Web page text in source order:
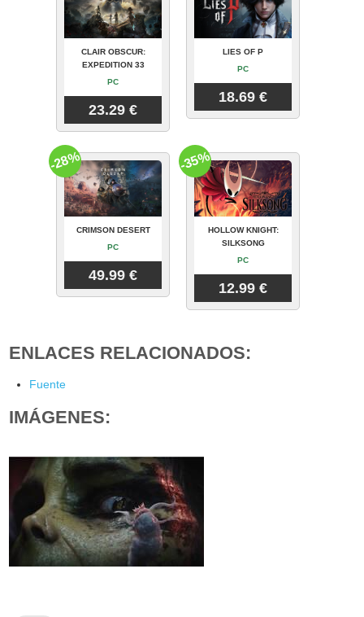
CLAIR OBSCUR:
EXPEDITION 33
PC
23.29 €
LIES OF P
PC
18.69 €
CRIMSON DESERT
PC
49.99 €
-28%
HOLLOW KNIGHT:
SILKSONG
PC
12.99 €
-35%
ENLACES RELACIONADOS:
Fuente
IMÁGENES: